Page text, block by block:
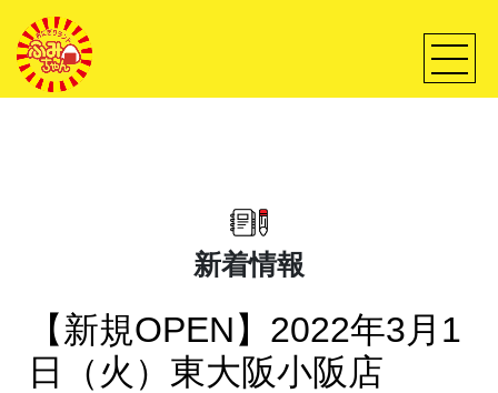
新着情報
【新規OPEN】2022年3月1
日（火）東大阪小阪店